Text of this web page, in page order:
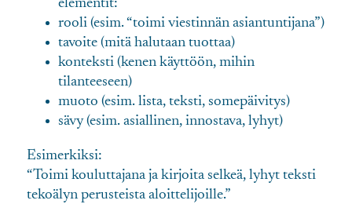
elementit:
rooli (esim. “toimi viestinnän asiantuntijana”)
tavoite (mitä halutaan tuottaa)
konteksti (kenen käyttöön, mihin
tilanteeseen)
muoto (esim. lista, teksti, somepäivitys)
sävy (esim. asiallinen, innostava, lyhyt)
Esimerkiksi:
“Toimi kouluttajana ja kirjoita selkeä, lyhyt teksti
tekoälyn perusteista aloittelijoille.”